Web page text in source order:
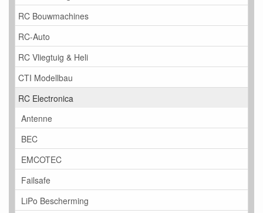
RC Bouwmachines
RC-Auto
RC Vliegtuig & Heli
CTI Modellbau
RC Electronica
Antenne
BEC
EMCOTEC
Failsafe
LiPo Bescherming